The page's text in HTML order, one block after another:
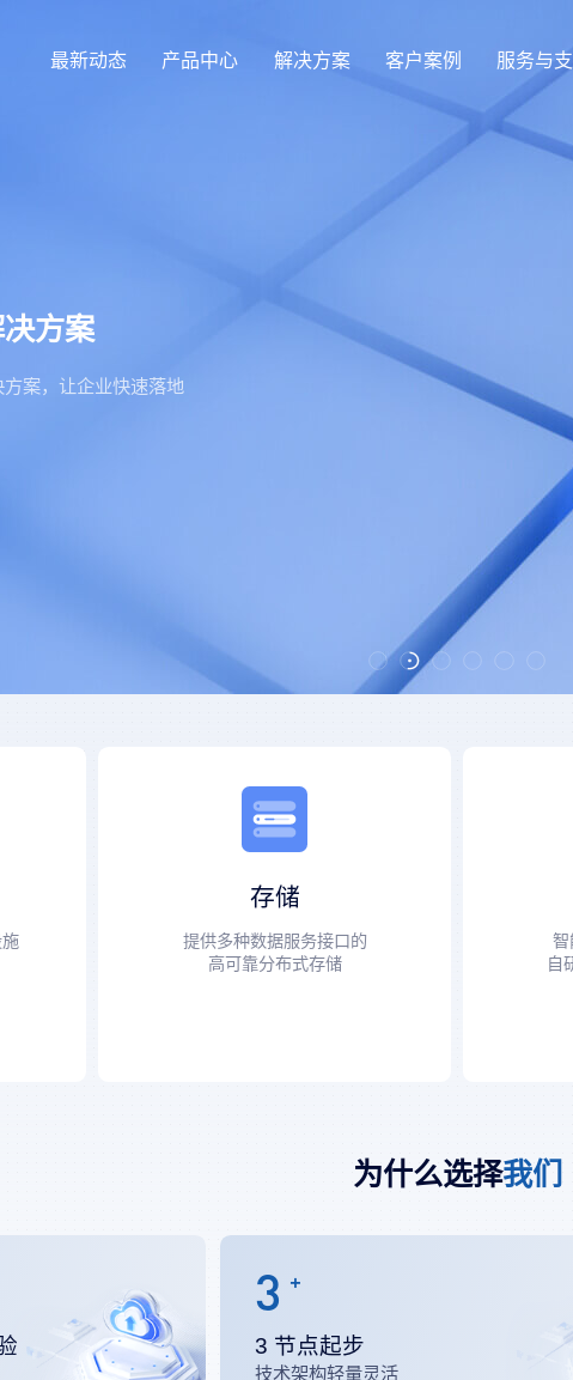
最新动态 产品中心 解决方案 客户案例 服务与
方案
案，让企业快速落地
存储
提供多种数据服务接口的
高可靠分布式存储
智
自
为什么选择我们
3 +
3 节点起步
技术架构轻量灵活